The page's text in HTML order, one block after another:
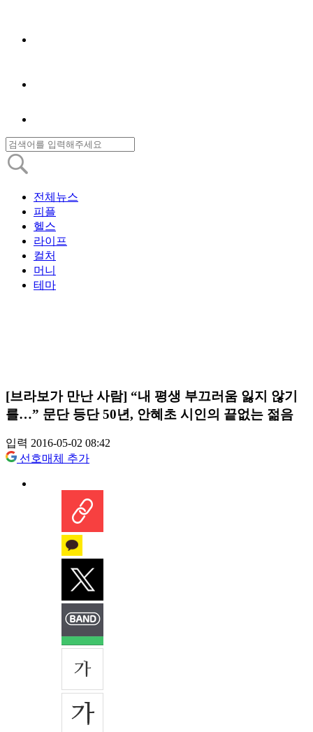
전체뉴스
피플
헬스
라이프
컬처
머니
테마
[브라보가 만난 사람] “내 평생 부끄러움 잃지 않기
를…” 문단 등단 50년, 안혜초 시인의 끝없는 젊음
입력 2016-05-02 08:42
선호매체 추가